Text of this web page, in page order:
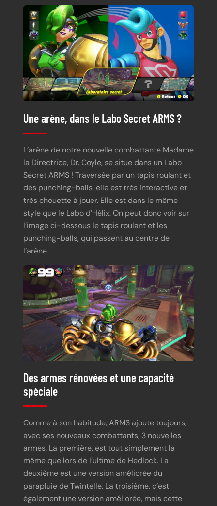
Une arène, dans le Labo Secret ARMS ?
L’arène de notre nouvelle combattante Madame
la Directrice, Dr. Coyle, se situe dans un Labo
Secret ARMS ! Traversée par un tapis roulant et
des punching-balls, elle est très interactive et
très chouette à jouer. Elle est dans le même
style que le Labo d’Hélix. On peut donc voir sur
l’image ci-dessous le tapis roulant et les
punching-balls, qui passent au centre de
l’arène.
Des armes rénovées et une capacité
spéciale
Comme à son habitude, ARMS ajoute toujours,
avec ses nouveaux combattants, 3 nouvelles
armes. La première, est tout simplement la
même que lors de l’ultime de Hedlock. La
deuxième est une version améliorée du
parapluie de Twintelle. La troisième, c’est
également une version améliorée, mais cette